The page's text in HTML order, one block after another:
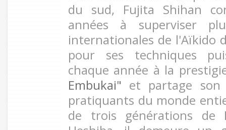
du sud, Fujita Shihan
années à superviser
internationales de l'Aïkido
pour ses techniques
chaque année à la
Embukai" et partage son
pratiquants du monde
de trois générations de